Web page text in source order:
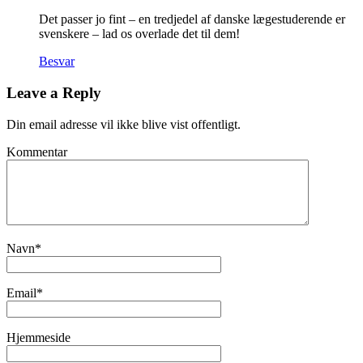
Det passer jo fint – en tredjedel af danske lægestuderende er
svenskere – lad os overlade det til dem!
Besvar
Leave a Reply
Din email adresse vil ikke blive vist offentligt.
Kommentar
Navn*
Email*
Hjemmeside